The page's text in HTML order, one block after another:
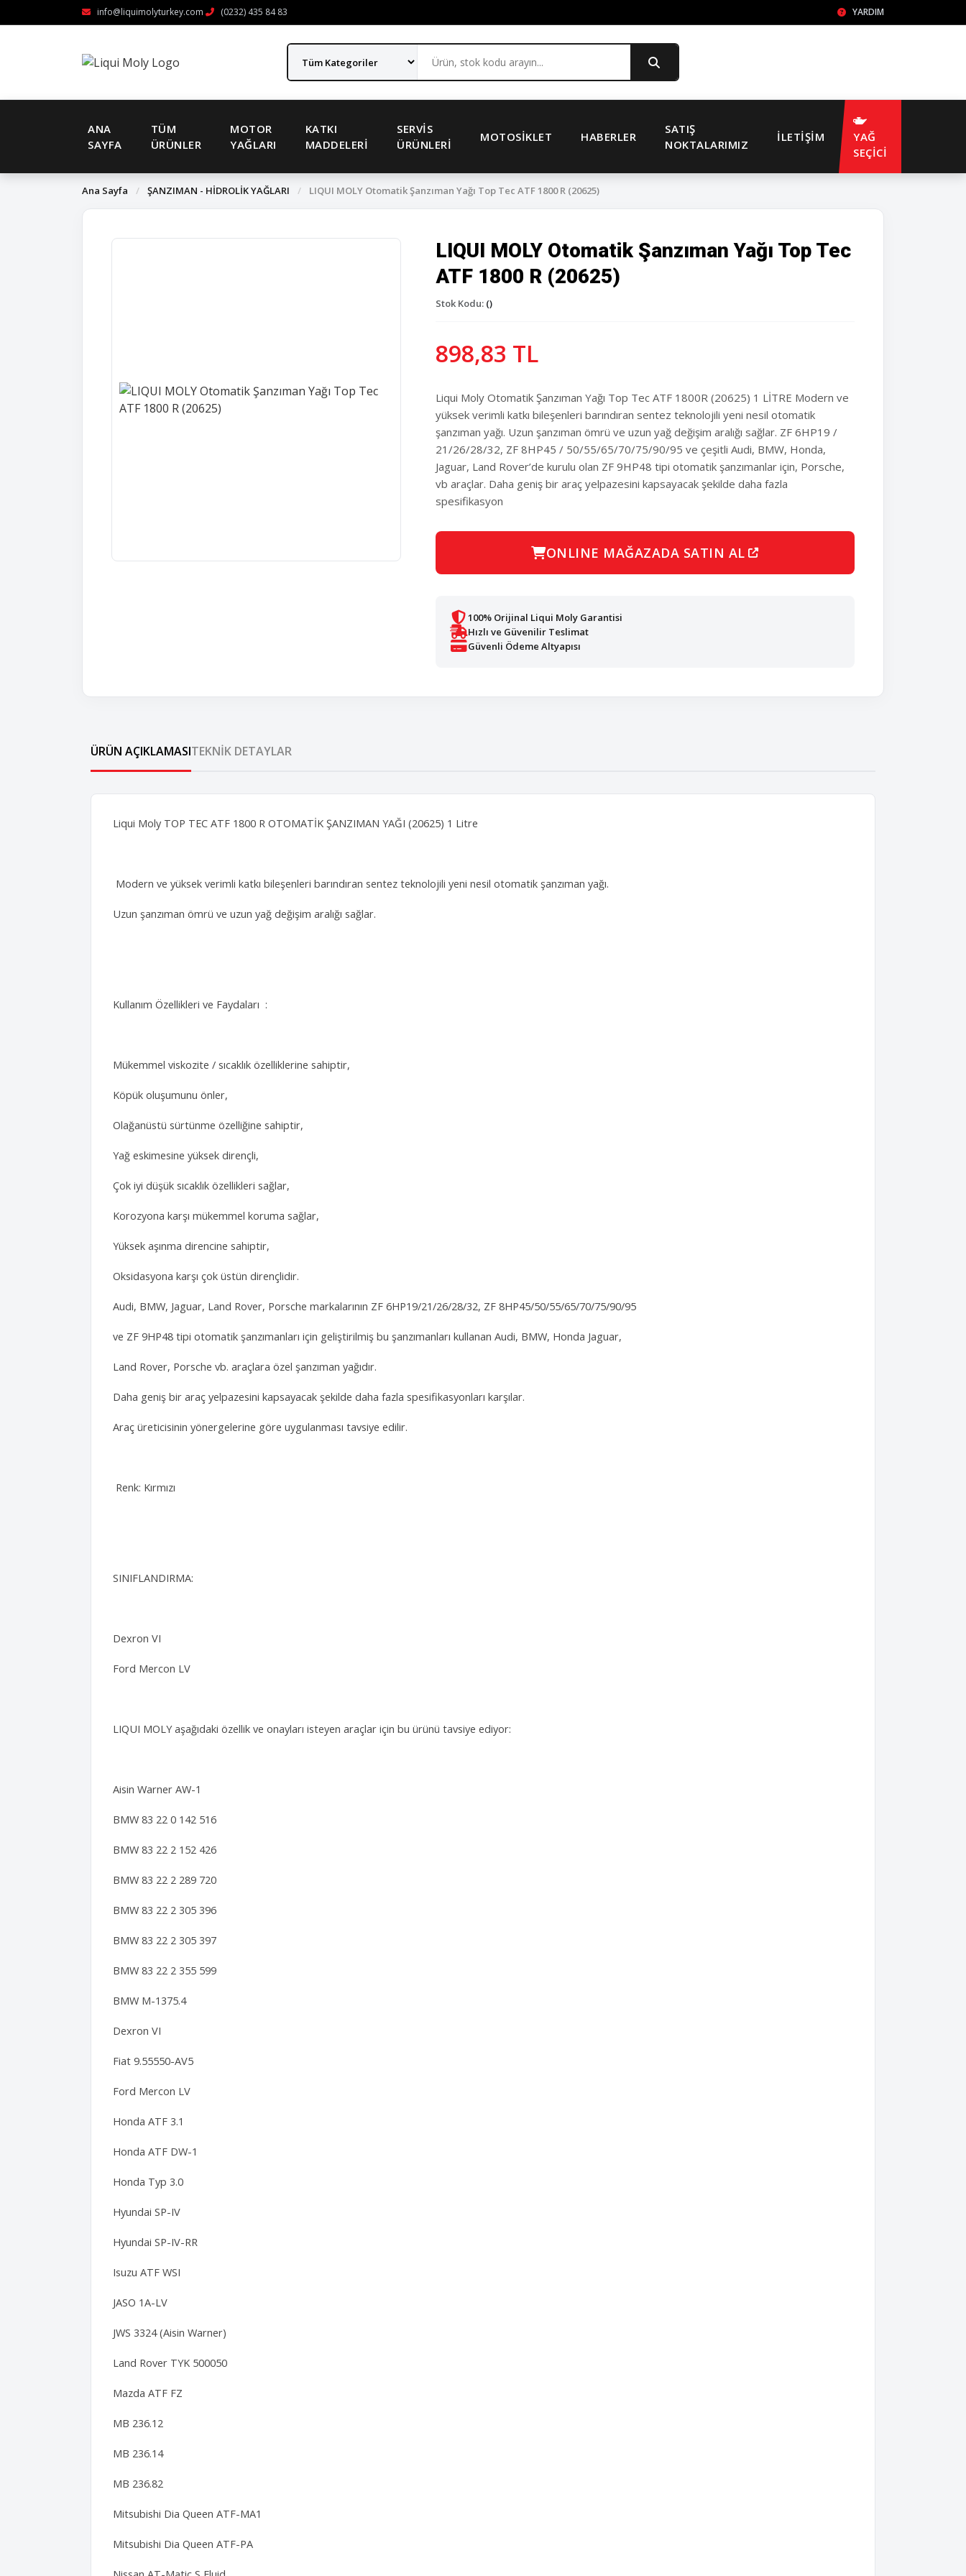
info@liquimolyturkey.com (0232) 435 84 83 YARDIM
ANA
SAYFA
TÜM
ÜRÜNLER
MOTOR
YAĞLARI
KATKI
MADDELERI
SERVIS
ÜRÜNLERI
MOTOSIKLET HABERLER
SATIŞ
NOKTALARIMIZ
İLETIŞIM
YAĞ
SEÇİCİ
Ana Sayfa / ŞANZIMAN - HİDROLİK YAĞLARI / LIQUI MOLY Otomatik Şanzıman Yağı Top Tec ATF 1800 R (20625)
LIQUI MOLY Otomatik Şanzıman Yağı Top Tec
ATF 1800 R (20625)
Stok Kodu: ()
898,83 TL
Liqui Moly Otomatik Şanzıman Yağı Top Tec ATF 1800R (20625) 1 LİTRE Modern ve
yüksek verimli katkı bileşenleri barındıran sentez teknolojili yeni nesil otomatik
şanzıman yağı. Uzun şanzıman ömrü ve uzun yağ değişim aralığı sağlar. ZF 6HP19 /
21/26/28/32, ZF 8HP45 / 50/55/65/70/75/90/95 ve çeşitli Audi, BMW, Honda,
Jaguar, Land Rover’de kurulu olan ZF 9HP48 tipi otomatik şanzımanlar için, Porsche,
vb araçlar. Daha geniş bir araç yelpazesini kapsayacak şekilde daha fazla
spesifikasyon
ONLINE MAĞAZADA SATIN AL
100% Orijinal Liqui Moly Garantisi
Hızlı ve Güvenilir Teslimat
Güvenli Ödeme Altyapısı
ÜRÜN AÇIKLAMASITEKNIK DETAYLAR
Liqui Moly TOP TEC ATF 1800 R OTOMATİK ŞANZIMAN YAĞI (20625) 1 Litre
Modern ve yüksek verimli katkı bileşenleri barındıran sentez teknolojili yeni nesil otomatik şanzıman yağı.
Uzun şanzıman ömrü ve uzun yağ değişim aralığı sağlar.
Kullanım Özellikleri ve Faydaları :
Mükemmel viskozite / sıcaklık özelliklerine sahiptir,
Köpük oluşumunu önler,
Olağanüstü sürtünme özelliğine sahiptir,
Yağ eskimesine yüksek dirençli,
Çok iyi düşük sıcaklık özellikleri sağlar,
Korozyona karşı mükemmel koruma sağlar,
Yüksek aşınma direncine sahiptir,
Oksidasyona karşı çok üstün dirençlidir.
Audi, BMW, Jaguar, Land Rover, Porsche markalarının ZF 6HP19/21/26/28/32, ZF 8HP45/50/55/65/70/75/90/95
ve ZF 9HP48 tipi otomatik şanzımanları için geliştirilmiş bu şanzımanları kullanan Audi, BMW, Honda Jaguar,
Land Rover, Porsche vb. araçlara özel şanzıman yağıdır.
Daha geniş bir araç yelpazesini kapsayacak şekilde daha fazla spesifikasyonları karşılar.
Araç üreticisinin yönergelerine göre uygulanması tavsiye edilir.
Renk: Kırmızı
SINIFLANDIRMA:
Dexron VI
Ford Mercon LV
LIQUI MOLY aşağıdaki özellik ve onayları isteyen araçlar için bu ürünü tavsiye ediyor:
Aisin Warner AW-1
BMW 83 22 0 142 516
BMW 83 22 2 152 426
BMW 83 22 2 289 720
BMW 83 22 2 305 396
BMW 83 22 2 305 397
BMW 83 22 2 355 599
BMW M-1375.4
Dexron VI
Fiat 9.55550-AV5
Ford Mercon LV
Honda ATF 3.1
Honda ATF DW-1
Honda Typ 3.0
Hyundai SP-IV
Hyundai SP-IV-RR
Isuzu ATF WSI
JASO 1A-LV
JWS 3324 (Aisin Warner)
Land Rover TYK 500050
Mazda ATF FZ
MB 236.12
MB 236.14
MB 236.82
Mitsubishi Dia Queen ATF-MA1
Mitsubishi Dia Queen ATF-PA